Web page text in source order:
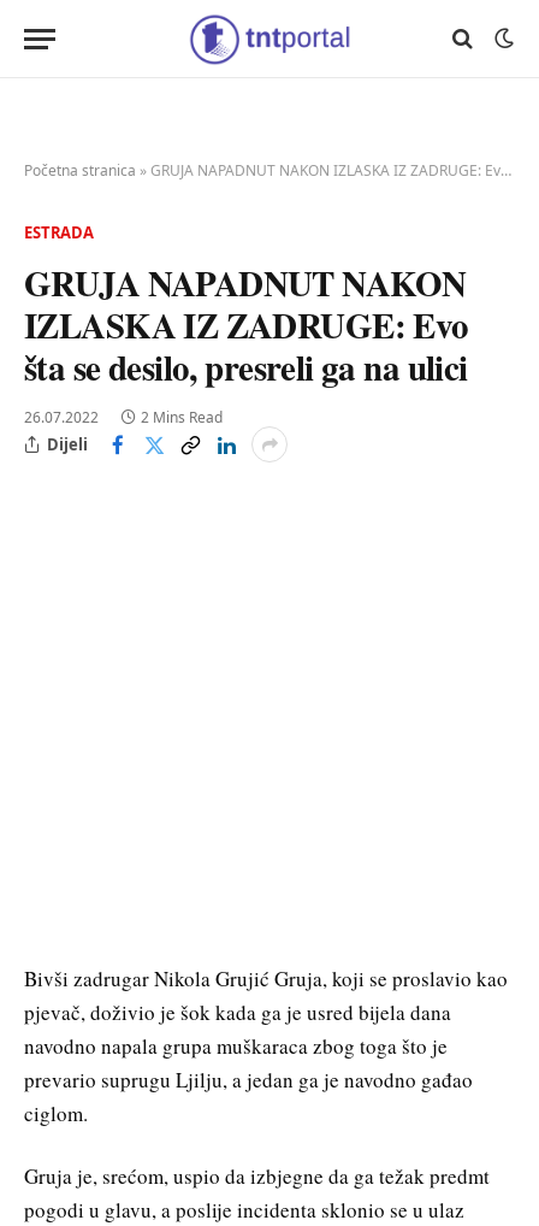
Početna stranica »GRUJA NAPADNUT NAKON IZLASKA IZ ZADRUGE: Evo šta se desilo, presreli ga na ulici
ESTRADA
GRUJA NAPADNUT NAKON
IZLASKA IZ ZADRUGE: Evo
šta se desilo, presreli ga na ulici
26.07.2022 2 Mins Read
Dijeli
Bivši zadrugar Nikola Grujić Gruja, koji se proslavio kao
pjevač, doživio je šok kada ga je usred bijela dana
navodno napala grupa muškaraca zbog toga što je
prevario suprugu Ljilju, a jedan ga je navodno gađao
ciglom.
Gruja je, srećom, uspio da izbjegne da ga težak predmt
pogodi u glavu, a poslije incidenta sklonio se u ulaz